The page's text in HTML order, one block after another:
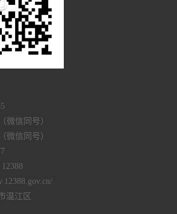
微信同号）
微信同号）
温江区